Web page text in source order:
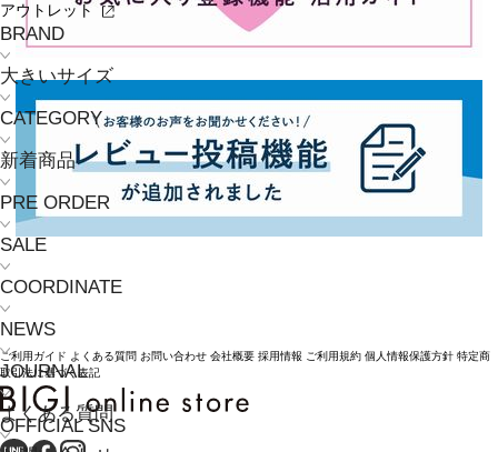
アウトレット
BRAND
大きいサイズ
CATEGORY
新着商品
PRE ORDER
SALE
COORDINATE
NEWS
JOURNAL
よくある質問
ご利用ガイド よくある質問 お問い合わせ 会社概要 採用情報 ご利用規約 個人情報保護方針 特定商
取引法に基づく表記
OFFICIAL SNS